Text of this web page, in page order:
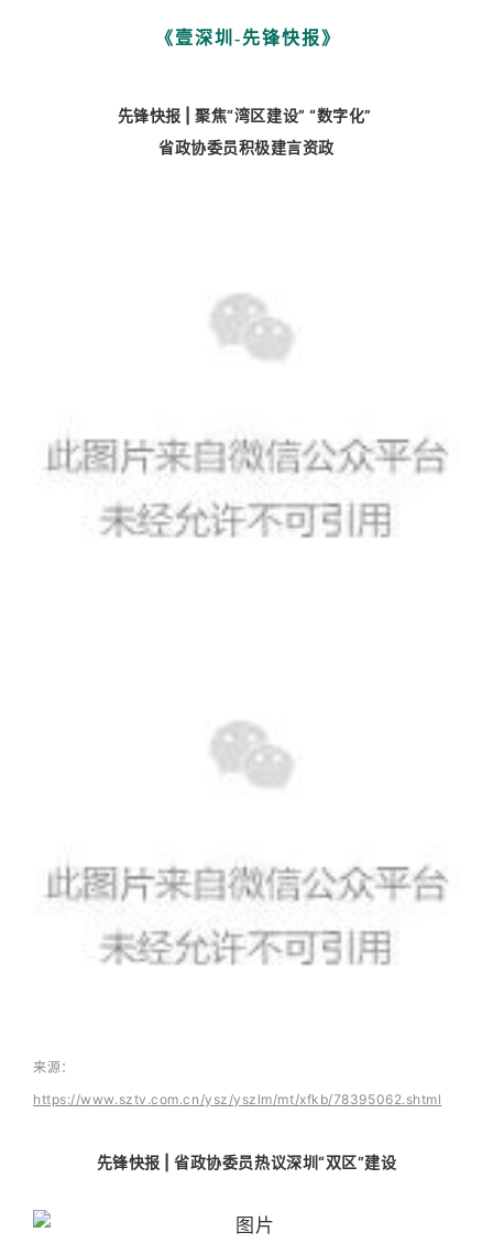
《壹深圳-先锋快报》
先锋快报 | 聚焦“湾区建设” “数字化”
省政协委员积极建言资政
来源：
https://www.sztv.com.cn/ysz/yszlm/mt/xfkb/78395062.shtml
先锋快报 | 省政协委员热议深圳“双区”建设